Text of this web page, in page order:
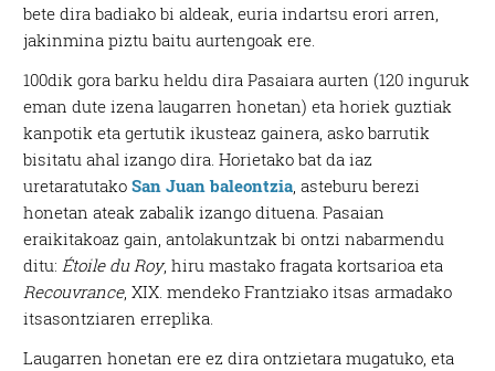
bete dira badiako bi aldeak, euria indartsu erori arren,
jakinmina piztu baitu aurtengoak ere.
100dik gora barku heldu dira Pasaiara aurten (120 inguruk
eman dute izena laugarren honetan) eta horiek guztiak
kanpotik eta gertutik ikusteaz gainera, asko barrutik
bisitatu ahal izango dira. Horietako bat da iaz
uretaratutakoSan Juan baleontzia, asteburu berezi
honetan ateak zabalik izango dituena. Pasaian
eraikitakoaz gain, antolakuntzak bi ontzi nabarmendu
ditu:Étoile du Roy, hiru mastako fragata kortsarioa eta
Recouvrance, XIX. mendeko Frantziako itsas armadako
itsasontziaren erreplika.
Laugarren honetan ere ez dira ontzietara mugatuko, eta